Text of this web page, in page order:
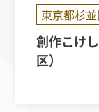
東京都杉
創作こけ
区）